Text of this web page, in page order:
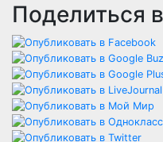
Поделиться